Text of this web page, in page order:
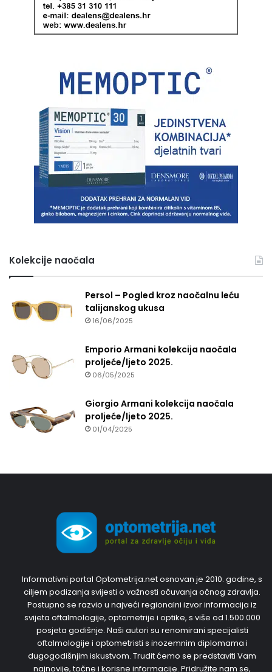
Kolekcije naočala
Persol – Pogled kroz naočalnu leću
talijanskog ukusa
16/06/2025
Emporio Armani kolekcija naočala
proljeće/ljeto 2025.
06/05/2025
Giorgio Armani kolekcija naočala
proljeće/ljeto 2025.
01/04/2025
Informativni portal Optometrija.net osnovan je 2010. godine, s
ciljem podizanja svijesti o važnosti očuvanja očnog zdravlja.
Postupno se razvio u najveći regionalni izvor informacija iz
svijeta oftalmologije, optometrije i optike, s više od 1.500.000
posjeta godišnje. Naši autori su renomirani specijalisti
oftalmologije i optometristi s inozemnim diplomama i
dugogodišnjim iskustvom. Trudit ćemo se predstaviti Vam
najnovije, točne i korisne informacije. Pridružite nam se,